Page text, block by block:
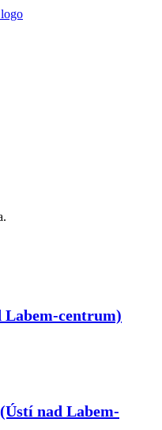
Labem-centrum)
(Ústí nad Labem-